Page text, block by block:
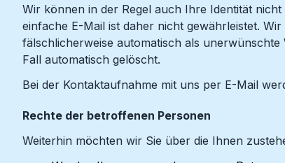
Wir können in der Regel auch Ihre Identität
einfache E-Mail ist daher nicht gewährleistet.
fälschlicherweise automatisch als
Fall automatisch gelöscht.
Bei der Kontaktaufnahme mit uns per E-Mail
Rechte der betroffenen Personen
Weiterhin möchten wir Sie über die Ihnen